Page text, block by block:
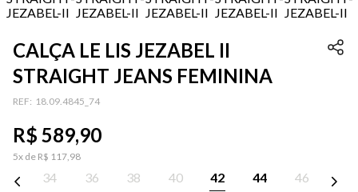
CALÇA LE LIS JEZABEL II
STRAIGHT JEANS FEMININA
: 18.09.4845_74
R$ 589,90
5x de R$ 117,98
34 36 38 40 42 44 46